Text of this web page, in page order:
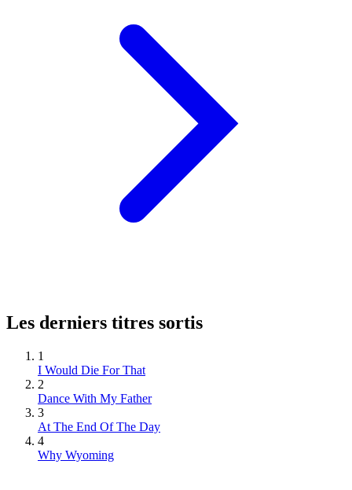
Les derniers titres sortis
1
I Would Die For That
2
Dance With My Father
3
At The End Of The Day
4
Why Wyoming